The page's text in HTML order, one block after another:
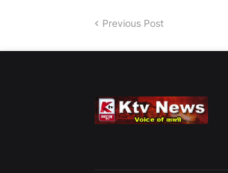
Previous Post